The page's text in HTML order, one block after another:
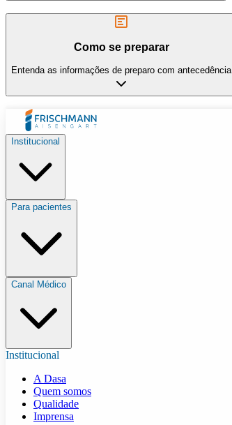
Como se preparar
Entenda as informações de preparo com antecedência
Institucional
Para pacientes
Canal Médico
Institucional
A Dasa
Quem somos
Qualidade
Imprensa